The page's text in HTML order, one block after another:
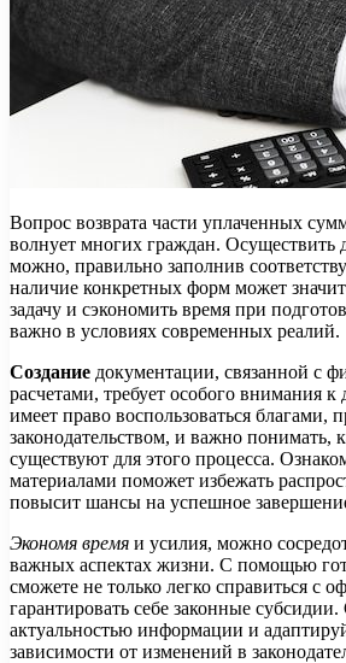
Вопрос возврата части уплаченных
волнует многих граждан. Осуществить
можно, правильно заполнив
наличие конкретных форм может
задачу и сэкономить время при
важно в условиях современных реалий.
Создание документации, связанной с
расчетами, требует особого внимания
имеет право воспользоваться благами,
законодательством, и важно
существуют для этого процесса.
материалами поможет избежать
повысит шансы на успешное
Экономя время и усилия, можно
важных аспектах жизни. С помощью
сможете не только легко справиться с
гарантировать себе законные субсидии.
актуальностью информации и
зависимости от изменений в